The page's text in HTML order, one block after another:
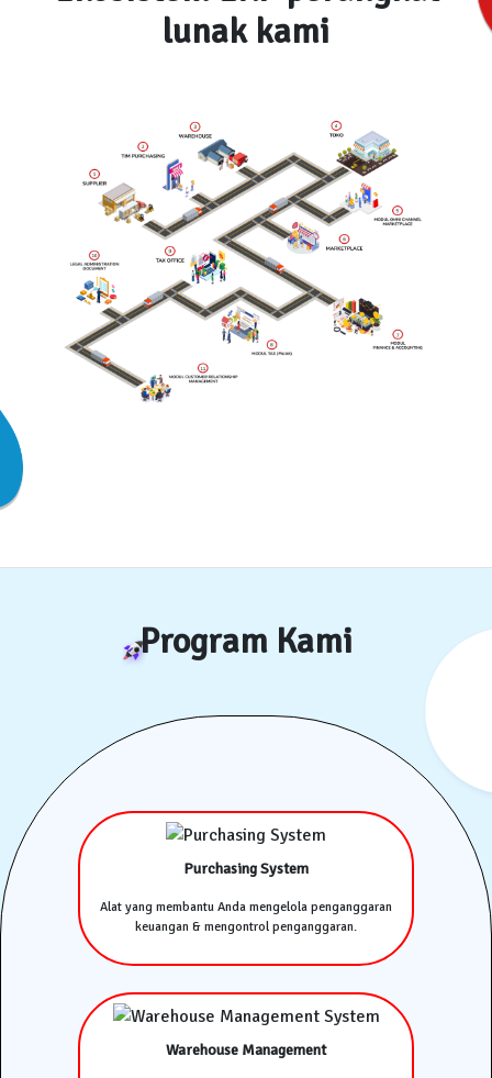
lunak kami
Program Kami
Purchasing System
Alat yang membantu Anda mengelola penganggaran
keuangan & mengontrol penganggaran.
Warehouse Management